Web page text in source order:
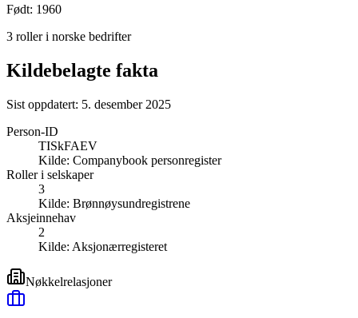
Født: 1960
3 roller i norske bedrifter
Kildebelagte fakta
Sist oppdatert: 5. desember 2025
Person-ID
TISkFAEV
Kilde: Companybook personregister
Roller i selskaper
3
Kilde: Brønnøysundregistrene
Aksjeinnehav
2
Kilde: Aksjonærregisteret
Nøkkelrelasjoner